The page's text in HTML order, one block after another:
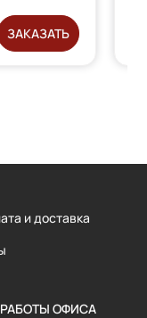
ЗАКАЗАТЬ
и доставка
ОФИСА